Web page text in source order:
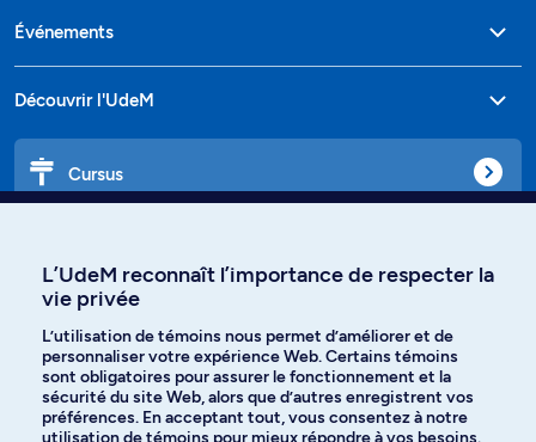
Événements
Découvrir l'UdeM
Cursus
Langues
Facebook Instagram
L’UdeM reconnaît l’importance de respecter la
vie privée
L’utilisation de témoins nous permet d’améliorer et de
personnaliser votre expérience Web. Certains témoins
sont obligatoires pour assurer le fonctionnement et la
sécurité du site Web, alors que d’autres enregistrent vos
préférences. En acceptant tout, vous consentez à notre
utilisation de témoins pour mieux répondre à vos besoins.